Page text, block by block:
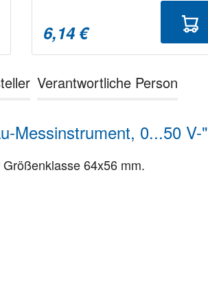
6,14 €
Verantwortliche Person
Messinstrument, 0...50 V-"
64x56 mm.